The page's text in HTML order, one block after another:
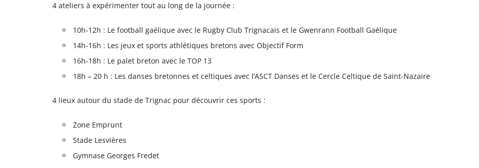
4 ateliers à expérimenter tout au long de la journée :
10h-12h : Le football gaélique avec le Rugby Club Trignacais et le Gwenrann Football Gaélique
14h-16h : Les jeux et sports athlétiques bretons avec Objectif Form
16h-18h : Le palet breton avec le TOP 13
18h – 20 h : Les danses bretonnes et celtiques avec l’ASCT Danses et le Cercle Celtique de Saint-Nazaire
4 lieux autour du stade de Trignac pour découvrir ces sports :
Zone Emprunt
Stade Lesvières
Gymnase Georges Fredet